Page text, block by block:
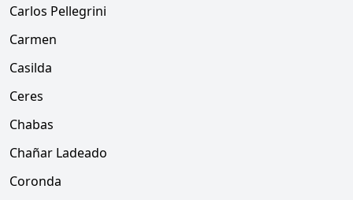
Carlos Pellegrini
Carmen
Casilda
Ceres
Chabas
Chañar Ladeado
Coronda